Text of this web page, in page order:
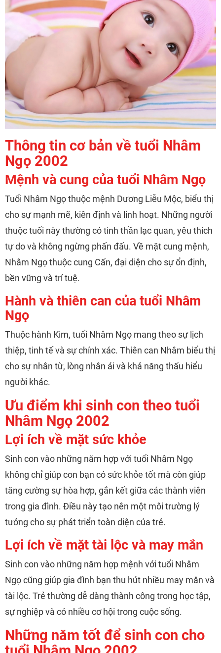
Thông tin cơ bản về tuổi Nhâm
Ngọ 2002
Mệnh và cung của tuổi Nhâm Ngọ
Tuổi Nhâm Ngọ thuộc mệnh Dương Liễu Mộc, biểu thị
cho sự mạnh mẽ, kiên định và linh hoạt. Những người
thuộc tuổi này thường có tinh thần lạc quan, yêu thích
tự do và không ngừng phấn đấu. Về mặt cung mệnh,
Nhâm Ngọ thuộc cung Cấn, đại diện cho sự ổn định,
bền vững và trí tuệ.
Hành và thiên can của tuổi Nhâm
Ngọ
Thuộc hành Kim, tuổi Nhâm Ngọ mang theo sự lịch
thiệp, tinh tế và sự chính xác. Thiên can Nhâm biểu thị
cho sự nhân từ, lòng nhân ái và khả năng thấu hiểu
người khác.
Ưu điểm khi sinh con theo tuổi
Nhâm Ngọ 2002
Lợi ích về mặt sức khỏe
Sinh con vào những năm hợp với tuổi Nhâm Ngọ
không chỉ giúp con bạn có sức khỏe tốt mà còn giúp
tăng cường sự hòa hợp, gắn kết giữa các thành viên
trong gia đình. Điều này tạo nên một môi trường lý
tưởng cho sự phát triển toàn diện của trẻ.
Lợi ích về mặt tài lộc và may mắn
Sinh con vào những năm hợp mệnh với tuổi Nhâm
Ngọ cũng giúp gia đình bạn thu hút nhiều may mắn và
tài lộc. Trẻ thường dễ dàng thành công trong học tập,
sự nghiệp và có nhiều cơ hội trong cuộc sống.
Những năm tốt để sinh con cho